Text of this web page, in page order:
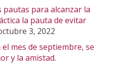
pautas para alcanzar la
la pauta de evitar
3, 2022
mes de septiembre, se
y la amistad.